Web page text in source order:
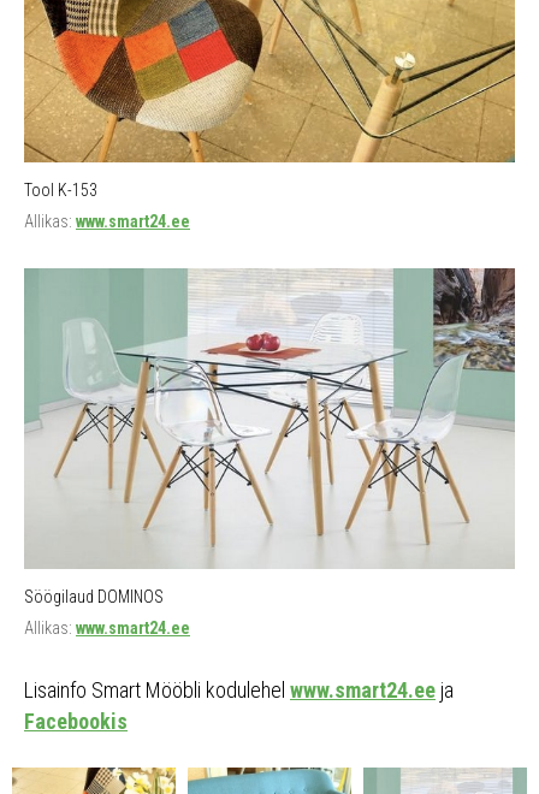
Tool K-153
Allikas: www.smart24.ee
Söögilaud DOMINOS
Allikas: www.smart24.ee
Lisainfo Smart Mööbli kodulehel www.smart24.ee ja
Facebookis